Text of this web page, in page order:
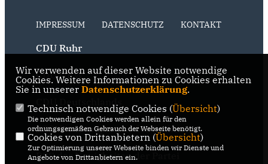
IMPRESSUM DATENSCHUTZ KONTAKT
CDU Ruhr
CDU NRW
RSS der Neuigkeiten der Fraktion
RSS der Neuigkeiten der Partei
Wir verwenden auf dieser Website notwendige
Cookies. Weitere Informationen zu Cookies erhalten
Sie in unserer Datenschutzerklärung.
Technisch notwendige Cookies (Übersicht)
Die notwendigen Cookies werden allein für den
ordnungsgemäßen Gebrauch der Webseite benötigt.
Cookies von Drittanbietern (Übersicht)
Zur Optimierung unserer Webseite binden wir Dienste und
Angebote von Drittanbietern ein.